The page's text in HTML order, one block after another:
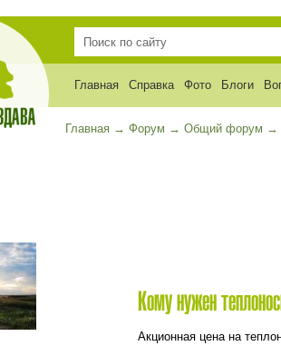
Главная Справка Фото Блоги
Главная → Форум → Общий форум →
Кому нужен
Акционная цена на